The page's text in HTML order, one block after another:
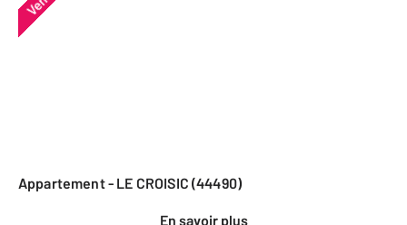
Appartement - LE CROISIC (44490)
En savoir plus